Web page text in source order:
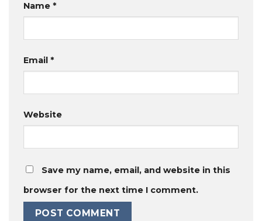
Name *
Email *
Website
Save my name, email, and website in this
browser for the next time I comment.